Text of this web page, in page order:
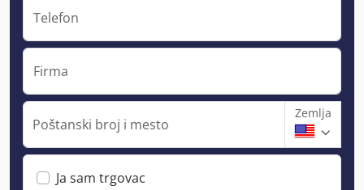
Telefon
Firma
Poštanski broj i mesto
Zemlja
Ja sam trgovac